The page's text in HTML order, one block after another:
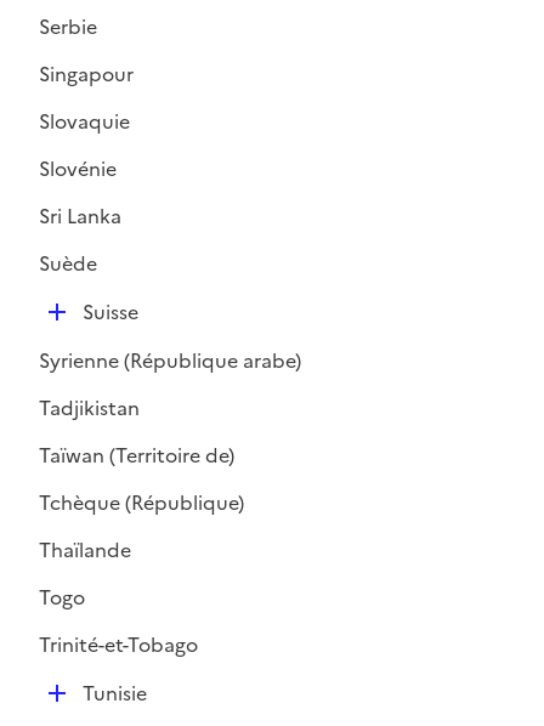
p
l
i
e
Serbie
Singapour
Slovaquie
Slovénie
Sri Lanka
Suède
D
p
l
i
e
Suisse
Syrienne (République arabe)
Tadjikistan
Taïwan (Territoire de)
Tchèque (République)
Thaïlande
Togo
Trinité-et-Tobago
DTunisie